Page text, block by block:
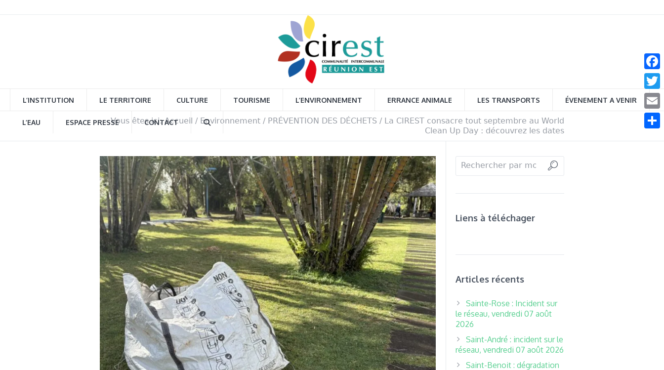
L’INSTITUTION LE TERRITOIRE CULTURE TOURISME L’ENVIRONNEMENT ERRANCE ANIMALE LES TRANSPORTS ÉVENEMENT A VENIR
L’EAU ESPACE PRESSE CONTACT
Vous êtes ici: Accueil / Environnement / PRÉVENTION DES DÉCHETS / La CIREST consacre tout septembre au World
Clean Up Day : découvrez les dates
Liens à téléchager
Articles récents
Sainte-Rose : Incident sur
le réseau, vendredi 07 août
2026
Saint-André : incident sur le
réseau, vendredi 07 août 2026
Saint-Benoit : dégradation
Email